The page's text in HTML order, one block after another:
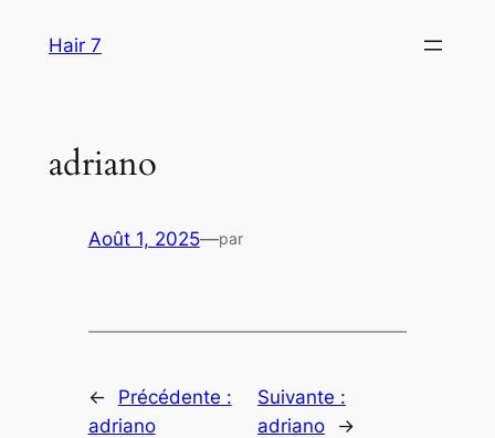
Hair 7
adriano
Août 1, 2025—par
←
Précédente :
adriano
Suivante :
adriano
→